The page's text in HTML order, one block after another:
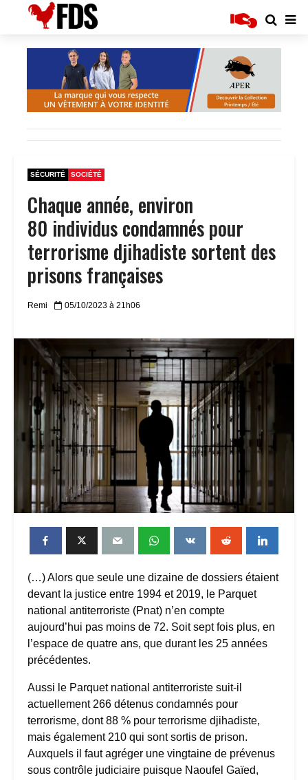
SÉCURITÉ SOCIÉTÉ
Chaque année, environ
80 individus condamnés pour
terrorisme djihadiste sortent des
prisons françaises
Remi 05/10/2023 à 21h06
(…) Alors que seule une dizaine de dossiers étaient
devant la justice entre 1994 et 2019, le Parquet
national antiterroriste (Pnat) n’en compte
aujourd’hui pas moins de 72. Soit sept fois plus, en
l’espace de quatre ans, que durant les 25 années
précédentes.
Aussi le Parquet national antiterroriste suit-il
actuellement 266 détenus condamnés pour
terrorisme, dont 88 % pour terrorisme djihadiste,
mais également 210 qui sont sortis de prison.
Auxquels il faut agréger une vingtaine de prévenus
sous contrôle judiciaire puisque Naoufel Gaïed,